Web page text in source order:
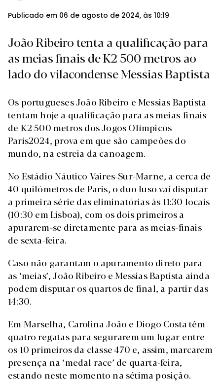
Publicado em 06 de agosto de 2024, às 10:19
João Ribeiro tenta a qualificação para
as meias finais de K2 500 metros ao
lado do vilacondense Messias Baptista
Os portugueses João Ribeiro e Messias Baptista
tentam hoje a qualificação para as meias-finais
de K2 500 metros dos Jogos Olímpicos
Paris2024, prova em que são campeões do
mundo, na estreia da canoagem.
No Estádio Náutico Vaires-Sur-Marne, a cerca de
40 quilómetros de Paris, o duo luso vai disputar
a primeira série das eliminatórias às 11:30 locais
(10:30 em Lisboa), com os dois primeiros a
apurarem-se diretamente para as meias-finais
de sexta-feira.
Caso não garantam o apuramento direto para
as ‘meias’, João Ribeiro e Messias Baptista ainda
podem disputar os quartos de final, a partir das
14:30.
Em Marselha, Carolina João e Diogo Costa têm
quatro regatas para segurarem um lugar entre
os 10 primeiros da classe 470 e, assim, marcarem
presença na ‘medal race’ de quarta-feira,
estando neste momento na sétima posição.